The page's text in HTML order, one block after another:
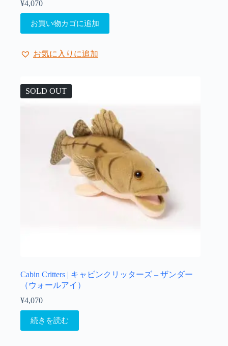
¥4,070
お買い物カゴに追加
お気に入りに追加
SOLD OUT
Cabin Critters | キャビンクリッターズ – ザンダー
（ウォールアイ）
¥4,070
続きを読む